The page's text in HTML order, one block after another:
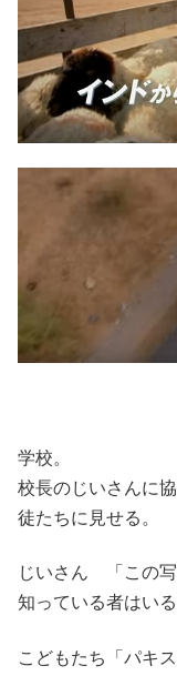
学校。
校長のじいさんに
徒たちに見せる。
じいさん 「この
知っている者はいる
こどもたち「パキ